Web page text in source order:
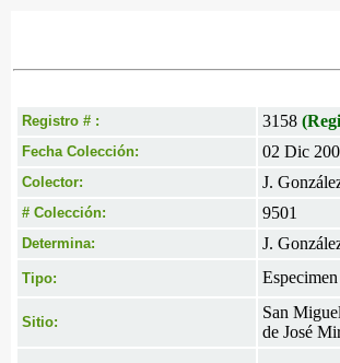
Registro # : 3158
Fecha Colección: 02 Dic
Colector: J.
# Colección: 9501
Determina: J.
Tipo: Especimen
Sitio:
San
de José